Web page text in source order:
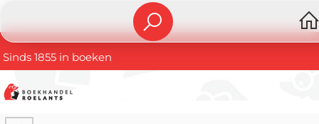
Sinds 1855 in boeken